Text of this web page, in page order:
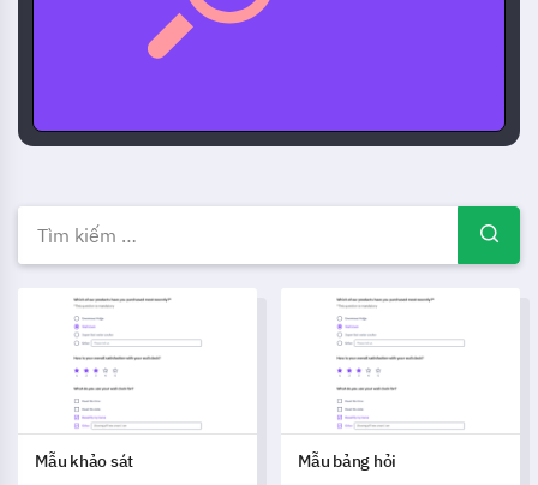
Mẫu, Ví dụ & Biểu mẫu Khảo
Mẫu khảo sát
Mẫu khảo sát
Mẫu bảng hỏi
Mẫu bảng hỏi